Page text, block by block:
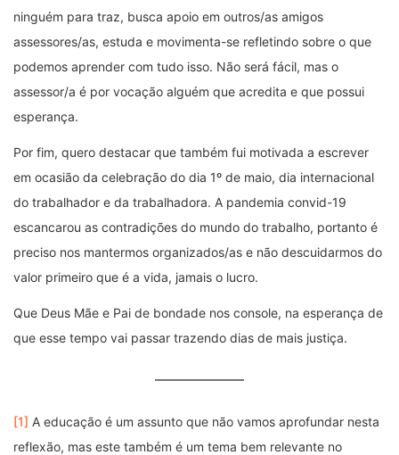
ninguém para traz, busca apoio em outros/as amigos
assessores/as, estuda e movimenta-se refletindo sobre o que
podemos aprender com tudo isso. Não será fácil, mas o
assessor/a é por vocação alguém que acredita e que possui
esperança.
Por fim, quero destacar que também fui motivada a escrever
em ocasião da celebração do dia 1º de maio, dia internacional
do trabalhador e da trabalhadora. A pandemia convid-19
escancarou as contradições do mundo do trabalho, portanto é
preciso nos mantermos organizados/as e não descuidarmos do
valor primeiro que é a vida, jamais o lucro.
Que Deus Mãe e Pai de bondade nos console, na esperança de
que esse tempo vai passar trazendo dias de mais justiça.
[1] A educação é um assunto que não vamos aprofundar nesta
reflexão, mas este também é um tema bem relevante no